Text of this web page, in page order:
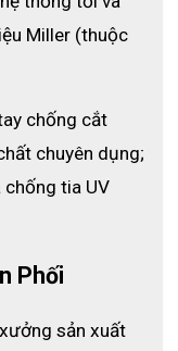
Miller (thuộc
chống cắt
chuyên dụng;
tia UV
Phối
sản xuất